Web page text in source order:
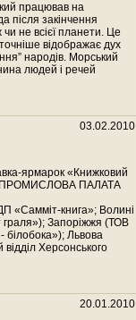
працював на
після закінчення
не всієї планети. Це
відображає дух
народів. Морський
людей і речей
03.02.2010
ярмарок «Книжковий
ПРОМИСЛОВА ПАЛАТА
«Самміт-книга»; Волині
граля»); Запоріжжя (ТОВ
білобока»); Львова
Херсонського
20.01.2010